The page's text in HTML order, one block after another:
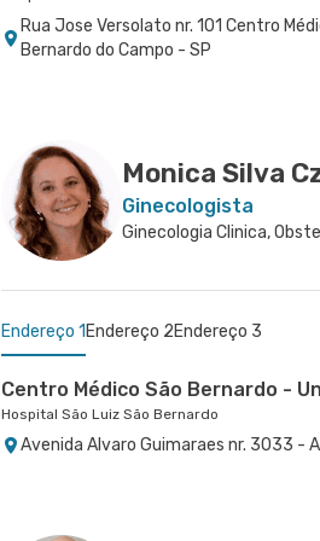
Rua Jose Versolato nr. 101 Centro
Bernardo do Campo - SP
Monica Silva
Ginecologista
Endereço 1 Endereço 2Endereço 3
Centro Médico São Bernardo -
Hospital São Luiz São Bernardo
Avenida Alvaro Guimaraes nr. 3033 -